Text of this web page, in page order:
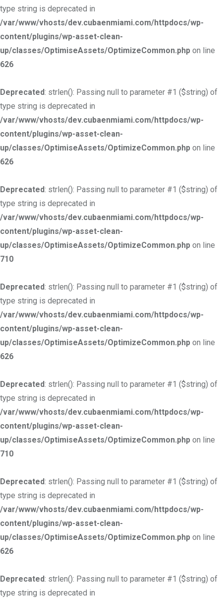
type string is deprecated in
/var/www/vhosts/dev.cubaenmiami.com/httpdocs/wp-
content/plugins/wp-asset-clean-
up/classes/OptimiseAssets/OptimizeCommon.php on line
626
Deprecated: strlen(): Passing null to parameter #1 ($string) of
type string is deprecated in
/var/www/vhosts/dev.cubaenmiami.com/httpdocs/wp-
content/plugins/wp-asset-clean-
up/classes/OptimiseAssets/OptimizeCommon.php on line
626
Deprecated: strlen(): Passing null to parameter #1 ($string) of
type string is deprecated in
/var/www/vhosts/dev.cubaenmiami.com/httpdocs/wp-
content/plugins/wp-asset-clean-
up/classes/OptimiseAssets/OptimizeCommon.php on line
710
Deprecated: strlen(): Passing null to parameter #1 ($string) of
type string is deprecated in
/var/www/vhosts/dev.cubaenmiami.com/httpdocs/wp-
content/plugins/wp-asset-clean-
up/classes/OptimiseAssets/OptimizeCommon.php on line
626
Deprecated: strlen(): Passing null to parameter #1 ($string) of
type string is deprecated in
/var/www/vhosts/dev.cubaenmiami.com/httpdocs/wp-
content/plugins/wp-asset-clean-
up/classes/OptimiseAssets/OptimizeCommon.php on line
710
Deprecated: strlen(): Passing null to parameter #1 ($string) of
type string is deprecated in
/var/www/vhosts/dev.cubaenmiami.com/httpdocs/wp-
content/plugins/wp-asset-clean-
up/classes/OptimiseAssets/OptimizeCommon.php on line
626
Deprecated: strlen(): Passing null to parameter #1 ($string) of
type string is deprecated in